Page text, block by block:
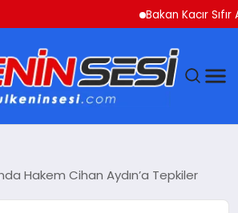
Bakan Kacır Sıfır
Hakem Cihan Aydın’a Tepkiler